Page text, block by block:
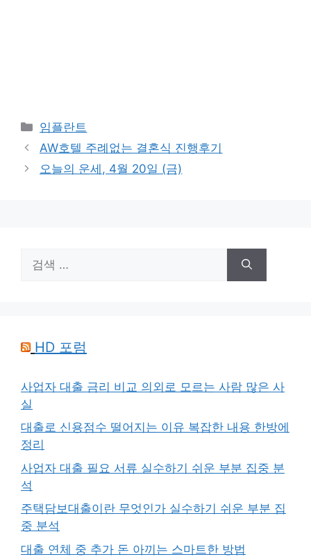
카
테
리
임플란트
AW호텔 주례없는 결혼식 진행후기
오늘의 운세, 4월 20일 (금)
색:
HD 포럼
사업자 대출 금리 비교 의외로 모르는 사람 많은 사
실
대출로 신용점수 떨어지는 이유 복잡한 내용 한방에
정리
사업자 대출 필요 서류 실수하기 쉬운 부분 집중 분
석
주택담보대출이란 무엇인가 실수하기 쉬운 부분 집
중 분석
대출 연체 중 추가 돈 아끼는 스마트한 방법